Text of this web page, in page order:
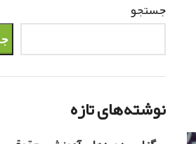
جستجو
نوشته‌های تازه